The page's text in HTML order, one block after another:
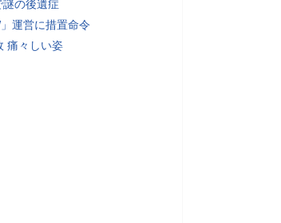
の後遺症
運営に措置命令
痛々しい姿